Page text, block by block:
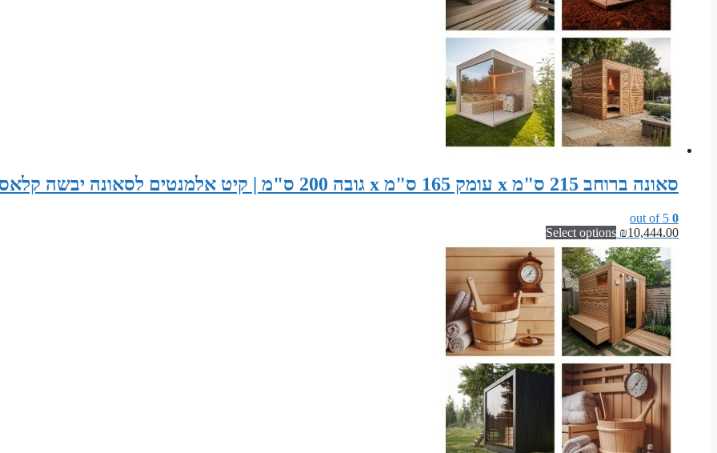
סאונה ברוחב 215 ס"מ x עומק 165 ס"מ x גובה 200 ס"מ | קיט אלמנטים לסאונה יבשה קלאסית
0
₪10,444.00
Select options